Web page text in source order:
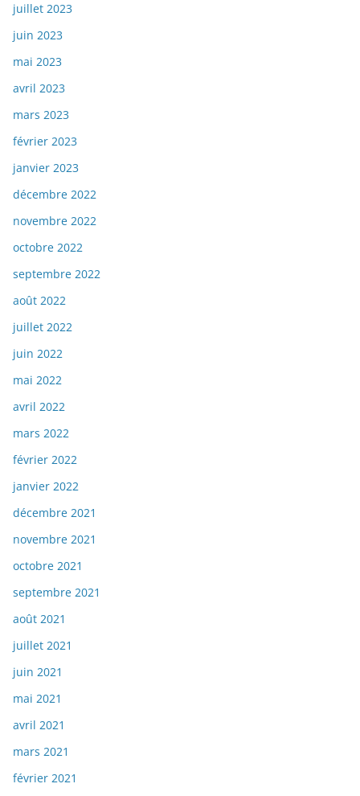
juillet 2023
juin 2023
mai 2023
avril 2023
mars 2023
février 2023
janvier 2023
décembre 2022
novembre 2022
octobre 2022
septembre 2022
août 2022
juillet 2022
juin 2022
mai 2022
avril 2022
mars 2022
février 2022
janvier 2022
décembre 2021
novembre 2021
octobre 2021
septembre 2021
août 2021
juillet 2021
juin 2021
mai 2021
avril 2021
mars 2021
février 2021